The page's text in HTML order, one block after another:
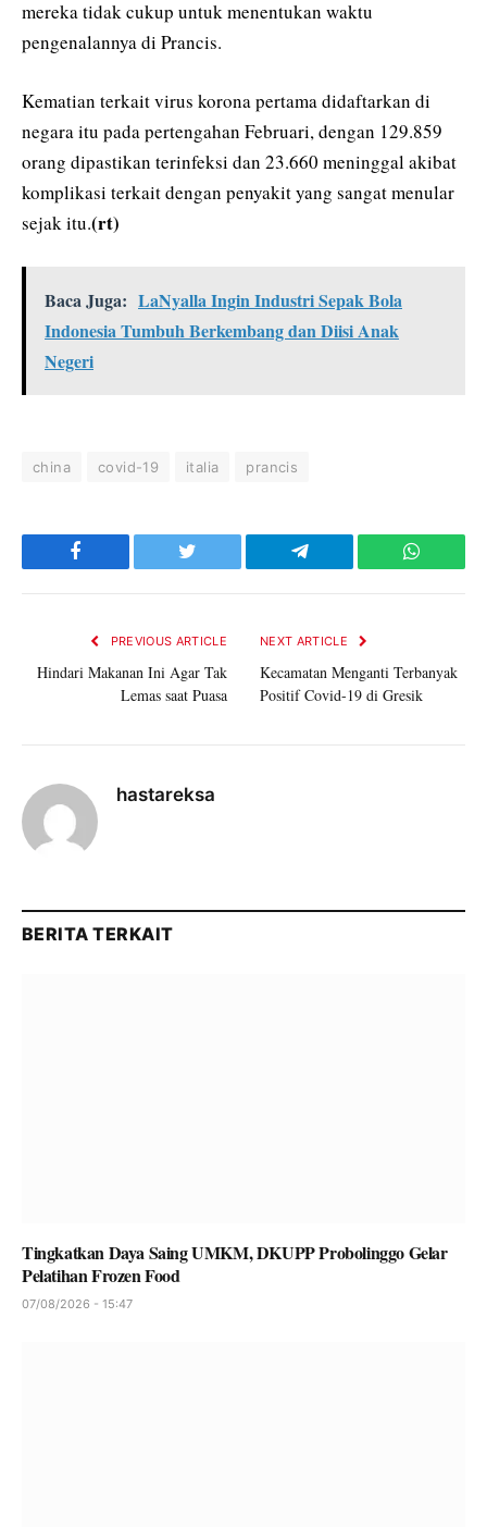
mereka tidak cukup untuk menentukan waktu
pengenalannya di Prancis.
Kematian terkait virus korona pertama didaftarkan di
negara itu pada pertengahan Februari, dengan 129.859
orang dipastikan terinfeksi dan 23.660 meninggal akibat
komplikasi terkait dengan penyakit yang sangat menular
sejak itu.(rt)
Baca Juga: LaNyalla Ingin Industri Sepak Bola
Indonesia Tumbuh Berkembang dan Diisi Anak
Negeri
china covid-19 italia prancis
Facebook Twitter Telegram
PREVIOUS ARTICLE
Hindari Makanan Ini Agar Tak
Lemas saat Puasa
NEXT ARTICLE
Kecamatan Menganti Terbanyak
Positif Covid-19 di Gresik
hastareksa
BERITA TERKAIT
Tingkatkan Daya Saing UMKM, DKUPP Probolinggo Gelar
Pelatihan Frozen Food
07/08/2026 - 15:47